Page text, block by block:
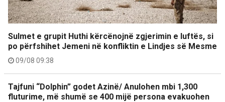
Sulmet e grupit Huthi kërcënojnë zgjerimin e luftës, si
po përfshihet Jemeni në konfliktin e Lindjes së Mesme
09/08 09:38
Tajfuni “Dolphin” godet Azinë/ Anulohen mbi 1,300
fluturime, më shumë se 400 mijë persona evakuohen